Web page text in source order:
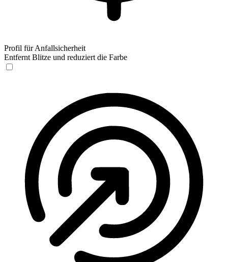
Profil für Anfallsicherheit
Entfernt Blitze und reduziert die Farbe